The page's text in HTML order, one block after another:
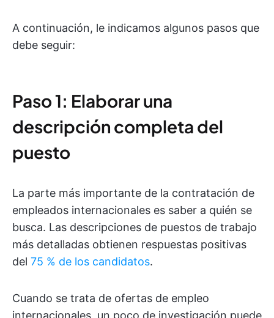
A continuación, le indicamos algunos pasos que
debe seguir:
Paso 1: Elaborar una
descripción completa del
puesto
La parte más importante de la contratación de
empleados internacionales es saber a quién se
busca. Las descripciones de puestos de trabajo
más detalladas obtienen respuestas positivas
del 75 % de los candidatos.
Cuando se trata de ofertas de empleo
internacionales, un poco de investigación puede